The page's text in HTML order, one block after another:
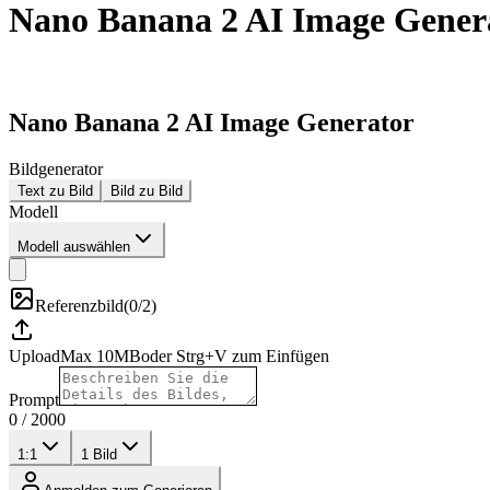
Nano Banana 2 AI Image
Nano Banana 2 AI Image Generator
Bildgenerator
Text zu Bild Bild zu Bild
Modell
Modell auswählen
Referenzbild(0/2)
UploadMax 10MBoder Strg+V zum Einfügen
Prompt
0 / 2000
1:1 1 Bild